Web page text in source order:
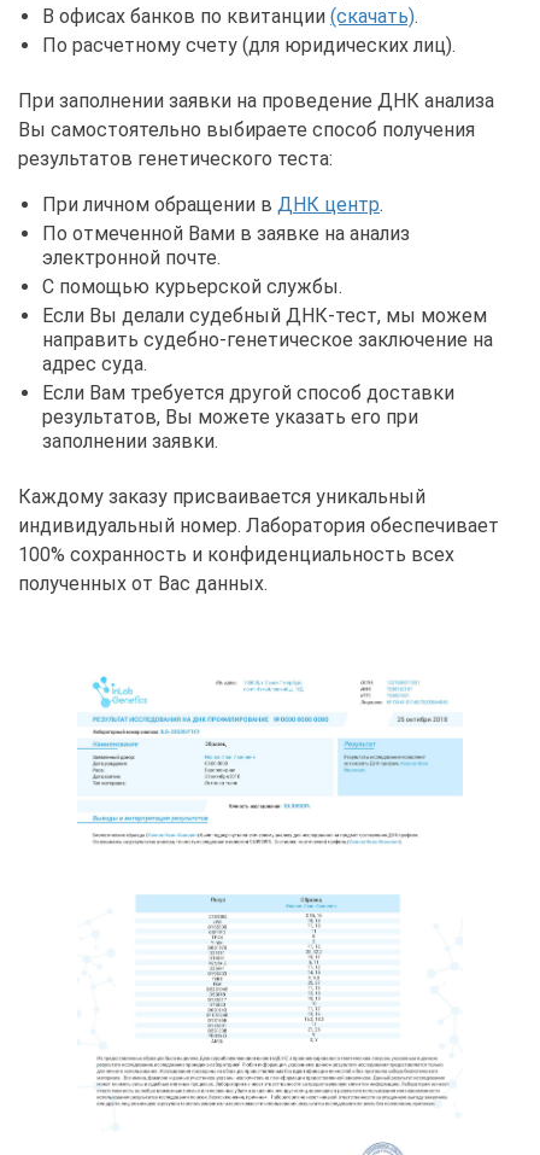
В офисах банков по квитанции (скачать).
По расчетному счету (для юридических лиц).
При заполнении заявки на проведение ДНК анализа
Вы самостоятельно выбираете способ получения
результатов генетического теста:
При личном обращении в ДНК центр.
По отмеченной Вами в заявке на анализ
электронной почте.
С помощью курьерской службы.
Если Вы делали судебный ДНК-тест, мы можем
направить судебно-генетическое заключение на
адрес суда.
Если Вам требуется другой способ доставки
результатов, Вы можете указать его при
заполнении заявки.
Каждому заказу присваивается уникальный
индивидуальный номер. Лаборатория обеспечивает
100% сохранность и конфиденциальность всех
полученных от Вас данных.